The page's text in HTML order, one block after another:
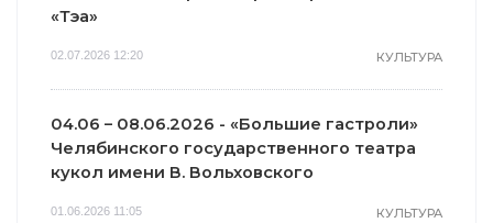
«Тэа»
02.07.2026 12:20 КУЛЬТУРА
04.06 – 08.06.2026 - «Большие гастроли»
Челябинского государственного театра
кукол имени В. Вольховского
01.06.2026 11:05 КУЛЬТУРА